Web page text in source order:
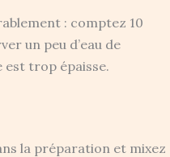
: comptez 10
un peu d’eau de
est trop épaisse.
la préparation et mixez